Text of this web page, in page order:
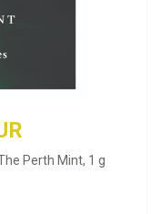
Perth Mint, 1 g